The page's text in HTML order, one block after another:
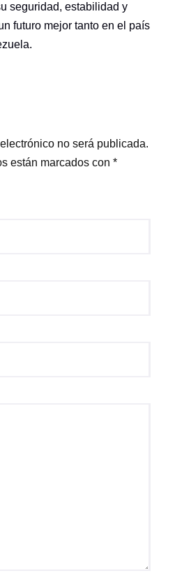
seguridad, estabilidad y
futuro mejor tanto en el país
no será publicada.
están marcados con *